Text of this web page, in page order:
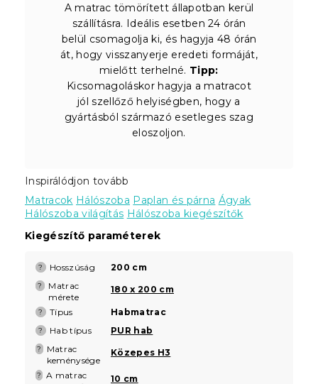
A matrac tömörített állapotban kerül
szállításra. Ideális esetben 24 órán
belül csomagolja ki, és hagyja 48 órán
át, hogy visszanyerje eredeti formáját,
mielőtt terhelné. Tipp:
Kicsomagoláskor hagyja a matracot
jól szellőző helyiségben, hogy a
gyártásból származó esetleges szag
eloszoljon.
Inspirálódjon tovább
Matracok Hálószoba Paplan és párna Ágyak
Hálószoba világítás Hálószoba kiegészítők
Kiegészítő paraméterek
? Hosszúság 200 cm
?
Matrac
mérete
180 x 200 cm
? Típus Habmatrac
? Hab típus PUR hab
?
Matrac
keménysége
Közepes H3
?
A matrac
10 cm